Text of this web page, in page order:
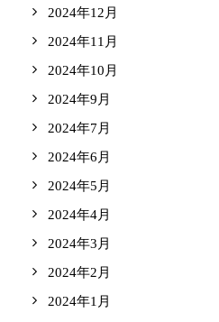
2024年12月
2024年11月
2024年10月
2024年9月
2024年7月
2024年6月
2024年5月
2024年4月
2024年3月
2024年2月
2024年1月